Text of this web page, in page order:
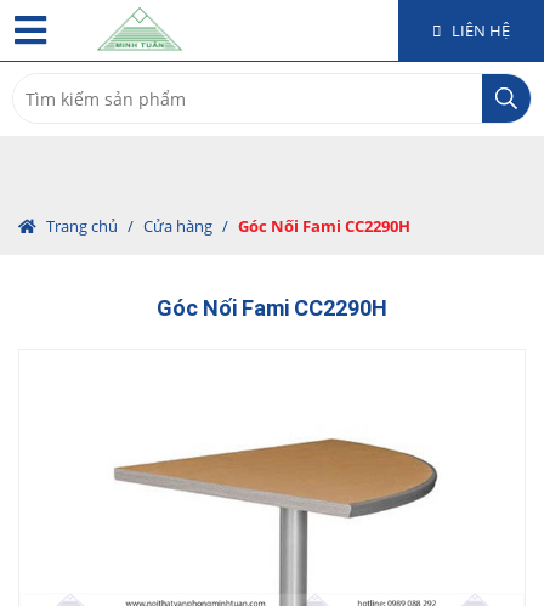
LIÊN HỆ
for:
Trang chủ / Cửa hàng / Góc Nối Fami CC2290H
Góc Nối Fami CC2290H